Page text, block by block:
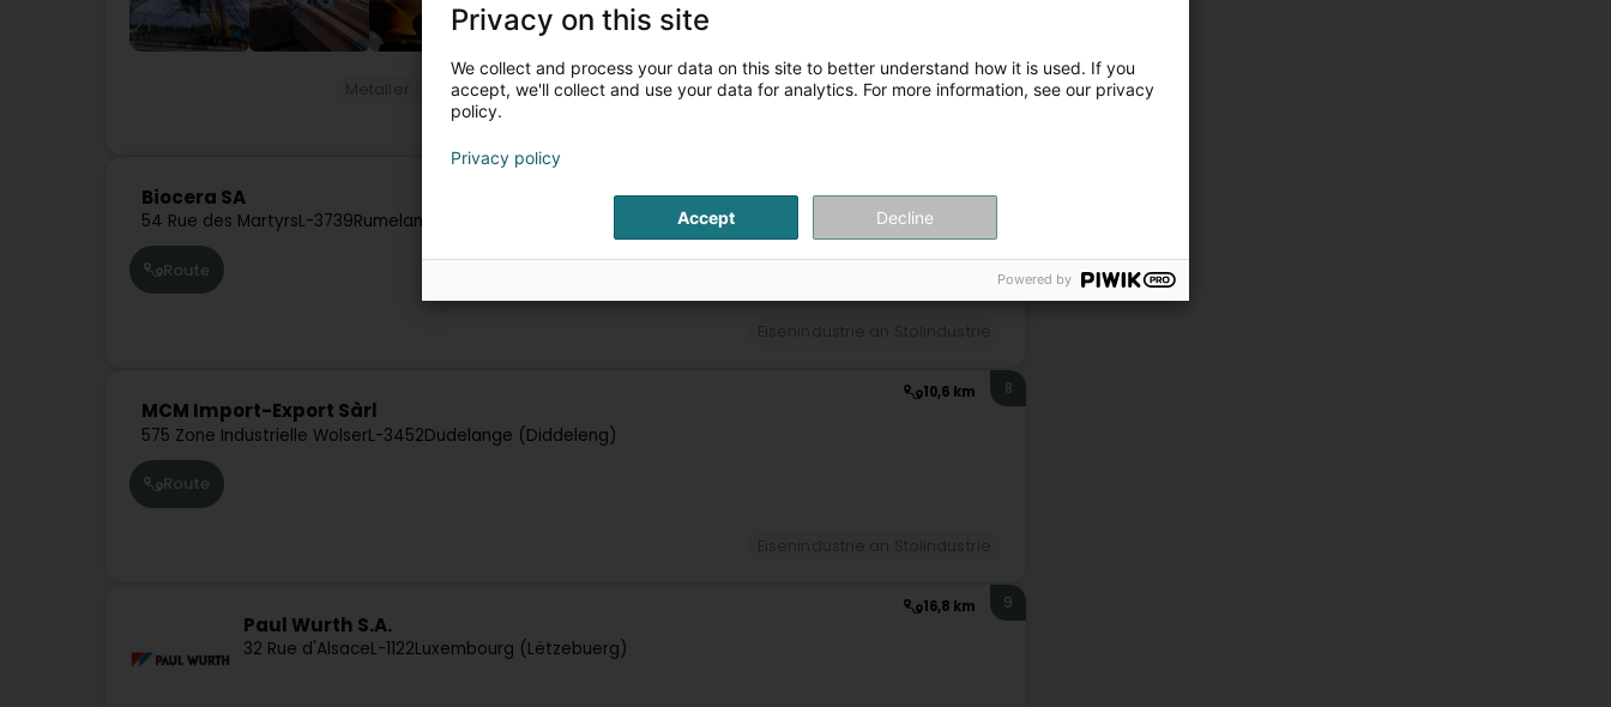
Demolitiounsaarbechten an Spréngaarbechten
Recycling vun Metall
Biocera SA
54 Rue des MartyrsL-3739Rumelange (Rëmeleng)
Route
10,6 km
MCM Import-Export Sàrl
575 Zone Industrielle WolserL-3452Dudelange (Diddeleng)
8
Route
16,8 km
Paul Wurth S.A.
32 Rue d'AlsaceL-1122Luxembourg (Lëtzebuerg)
9
Privacy on this site
We collect and process your data on this site to better understand how it is used. If you
accept, we'll collect and use your data for analytics. For more information, see our privacy
policy.
Privacy policy
Accept Decline
Powered by